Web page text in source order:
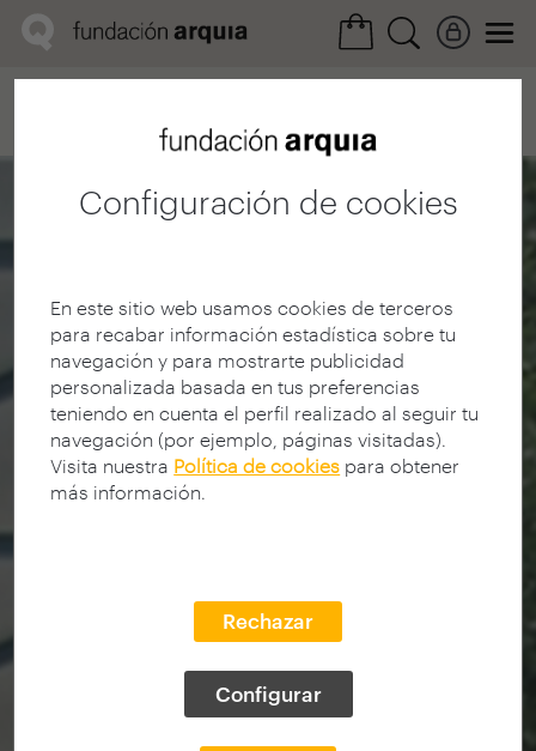
Configuración de cookies
En este sitio web usamos cookies de terceros
para recabar información estadística sobre tu
navegación y para mostrarte publicidad
personalizada basada en tus preferencias
teniendo en cuenta el perfil realizado al seguir tu
navegación (por ejemplo, páginas visitadas).
Visita nuestra Política de cookies para obtener
más información.
Rechazar
Configurar
Ficha realización